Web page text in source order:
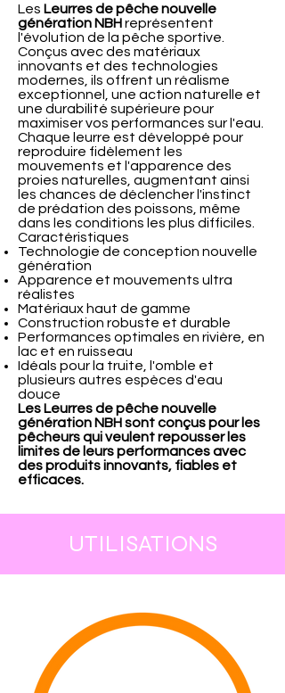
Les Leurres de pêche nouvelle
génération NBHreprésentent
l'évolution de la pêche sportive.
Conçus avec des matériaux
innovants et des technologies
modernes, ils offrent un réalisme
exceptionnel, une action naturelle et
une durabilité supérieure pour
maximiser vos performances sur l'eau.
Chaque leurre est développé pour
reproduire fidèlement les
mouvements et l'apparence des
proies naturelles, augmentant ainsi
les chances de déclencher l'instinct
de prédation des poissons, même
dans les conditions les plus difficiles.
Caractéristiques
Technologie de conception nouvelle
génération
Apparence et mouvements ultra
réalistes
Matériaux haut de gamme
Construction robuste et durable
Performances optimales en rivière, en
lac et en ruisseau
Idéals pour la truite, l'omble et
plusieurs autres espèces d'eau
douce
Les Leurres de pêche nouvelle
génération NBH sont conçus pour les
pêcheurs qui veulent repousser les
limites de leurs performances avec
des produits innovants, fiables et
efficaces.
UTILISATIONS